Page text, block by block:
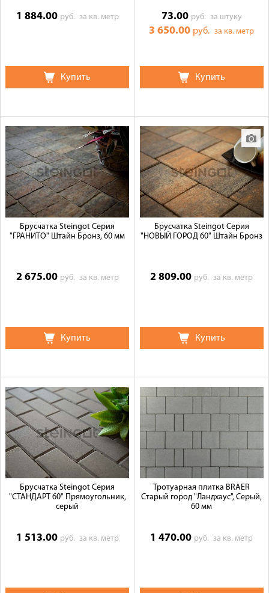
1 884.00 руб. за кв. метр
Купить
73.00 руб. за штуку
3 650.00 руб.за кв. метр
Купить
Брусчатка Steingot Серия
"ГРАНИТО" Штайн Бронз, 60 мм
2 675.00 руб. за кв. метр
Купить
Брусчатка Steingot Серия
"НОВЫЙ ГОРОД 60" Штайн Бронз
2 809.00 руб.за кв. метр
Купить
Брусчатка Steingot Серия
"СТАНДАРТ 60" Прямоугольник,
серый
1 513.00 руб. за кв. метр
Тротуарная плитка BRAER
Старый город "Ландхаус", Серый,
60 мм
1 470.00 руб.за кв. метр